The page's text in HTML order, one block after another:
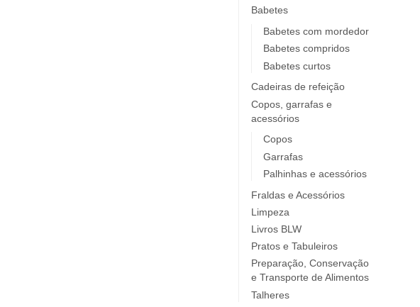
Endro
Europrice
Everyday Baby
ezpz
Fidella
FIIL
FRESK
FÜRNIS
Gloop
Goula
Grabease
grums
Haakaa
HappyBear Diapers
Babetes
Babetes com mordedor
Babetes compridos
Babetes curtos
Cadeiras de refeição
Copos, garrafas e
acessórios
Copos
Garrafas
Palhinhas e acessórios
Fraldas e Acessórios
Limpeza
Livros BLW
Pratos e Tabuleiros
Preparação, Conservação
e Transporte de Alimentos
Talheres